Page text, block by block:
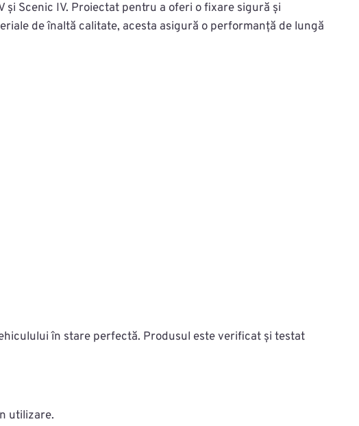
și Scenic IV. Proiectat pentru a oferi o fixare sigură și
de înaltă calitate, acesta asigură o performanță de lungă
în stare perfectă. Produsul este verificat și testat
utilizare.